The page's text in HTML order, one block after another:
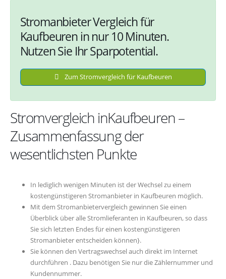
Stromanbieter Vergleich für
Kaufbeuren in nur 10 Minuten.
Nutzen Sie Ihr Sparpotential.
Zum Stromvergleich für Kaufbeuren
Stromvergleich inKaufbeuren –
Zusammenfassung der
wesentlichsten Punkte
In lediglich wenigen Minuten ist der Wechsel zu einem
kostengünstigeren Stromanbieter in Kaufbeuren möglich.
Mit dem Stromanbietervergleich gewinnen Sie einen
Überblick über alle Stromlieferanten in Kaufbeuren, so dass
Sie sich letzten Endes für einen kostengünstigeren
Stromanbieter entscheiden können}.
Sie können den Vertragswechsel auch direkt im Internet
durchführen . Dazu benötigen Sie nur die Zählernummer und
Kundennummer.